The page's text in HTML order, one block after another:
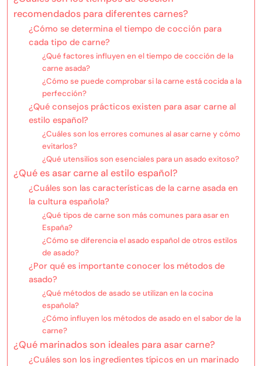
recomendados para diferentes carnes?
¿Cómo se determina el tiempo de cocción para
cada tipo de carne?
¿Qué factores influyen en el tiempo de cocción de la
carne asada?
¿Cómo se puede comprobar si la carne está cocida a la
perfección?
¿Qué consejos prácticos existen para asar carne al
estilo español?
¿Cuáles son los errores comunes al asar carne y cómo
evitarlos?
¿Qué utensilios son esenciales para un asado exitoso?
¿Qué es asar carne al estilo español?
¿Cuáles son las características de la carne asada en
la cultura española?
¿Qué tipos de carne son más comunes para asar en
España?
¿Cómo se diferencia el asado español de otros estilos
de asado?
¿Por qué es importante conocer los métodos de
asado?
¿Qué métodos de asado se utilizan en la cocina
española?
¿Cómo influyen los métodos de asado en el sabor de la
carne?
¿Qué marinados son ideales para asar carne?
¿Cuáles son los ingredientes típicos en un marinado